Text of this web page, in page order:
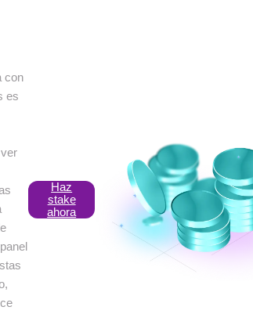
con
es
Haz
stake
ahora